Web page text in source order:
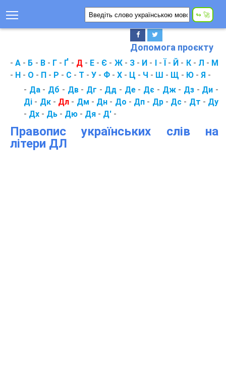
Допомога проєкту
-А - Б - В- Г - Ґ - Д- Е - Є - Ж- З- И - І- Ї- Й - К- Л - М
- Н - О - П - Р - С - Т - У - Ф - Х - Ц - Ч - Ш - Щ - Ю - Я -
- Да- Дб - Дв- Дг - Дд - Де- Дє - Дж- Дз- Ди -
Ді - Дк- Дл - Дм - Дн - До - Дп - Др- Дс - Дт - Ду
- Дх - Дь - Дю - Дя - Д' -
Правопис українських слів на
літери ДЛ